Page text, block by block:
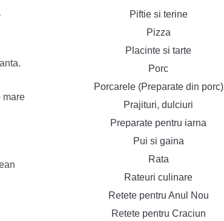
mare
Piftie si terine
Pizza
Placinte si tarte
Porc
Porcarele (Preparate din porc)
Prajituri, dulciuri
Preparate pentru iarna
Pui si gaina
Rata
Rateuri culinare
Retete pentru Anul Nou
Retete pentru Craciun